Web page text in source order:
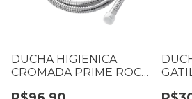
DUCHA HIGIENICA
CROMADA PRIME ROCO